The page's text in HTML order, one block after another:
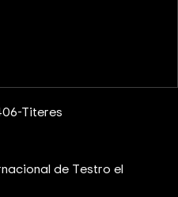
Titeres
de Testro el